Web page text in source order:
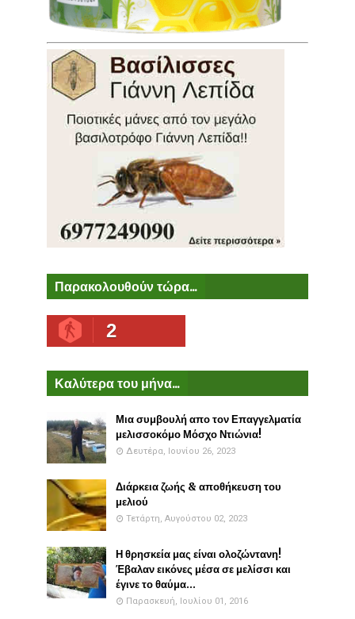
Παρακολουθούν τώρα...
2
Καλύτερα του μήνα...
Μια συμβουλή απο τον Επαγγελματία
μελισσοκόμο Μόσχο Ντιώνια!
Δευτέρα, Ιουνίου 26, 2023
Διάρκεια ζωής & αποθήκευση του
μελιού
Τετάρτη, Αυγούστου 02, 2023
Η θρησκεία μας είναι ολοζώντανη!
Έβαλαν εικόνες μέσα σε μελίσσι και
έγινε το θαύμα...
Παρασκευή, Ιουλίου 01, 2016